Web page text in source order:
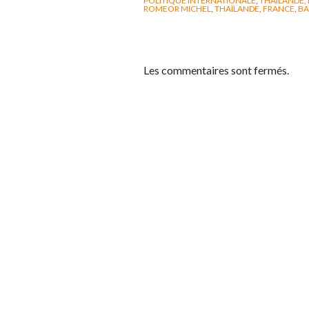
ROMEOR MICHEL THAÏLANDE FRANCE
Les commentaires sont fermés.